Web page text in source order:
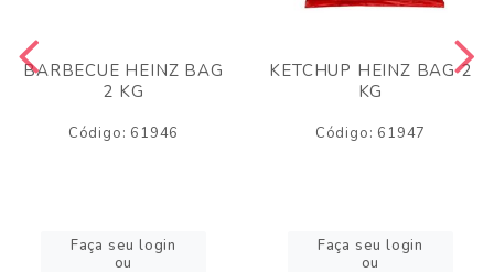
BARBECUE HEINZ BAG
2 KG
Código: 61946
Faça seu login
ou
KETCHUP HEINZ BAG 2
KG
Código: 61947
Faça seu login
ou